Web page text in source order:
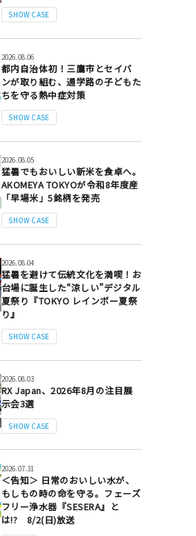
SHOW CASE
2026.08.06
都内自治体初！三鷹市とセイバ
ンが取り組む、通学路の子どもた
ちを守る熱中症対策
SHOW CASE
2026.08.05
猛暑でもおいしい新米を食卓へ。
AKOMEYA TOKYOが令和8年度産
「早場米」5銘柄を発売
SHOW CASE
2026.08.04
猛暑を避けて伝統文化を満喫！お
台場に誕生した“涼しい”デジタル
夏祭り『TOKYO レインボー夏祭
り』
SHOW CASE
2026.08.03
RX Japan、2026年8月の注目展
示会3選
SHOW CASE
2026.07.31
＜告知＞ 日常のおいしい水が、
もしもの時の命を守る。フェーズ
フリー浄水器『SESERA』と
は!? 8/2(日)放送